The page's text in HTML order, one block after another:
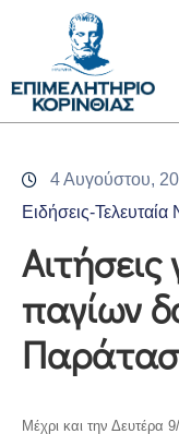
Επιμελητήριο
Υπηρεσίες
Προγράμματα
&
Εκδηλώσεις
4 Αυγούστου,
Ειδήσεις-Τελευταία
παγίων
Μέχρι και την Δευτέρα